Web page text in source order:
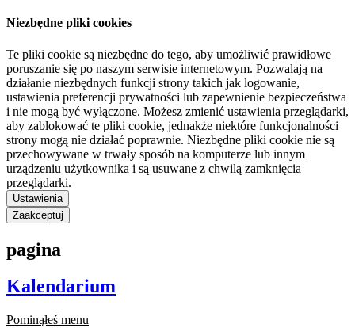
Niezbędne pliki cookies
Te pliki cookie są niezbędne do tego, aby umożliwić prawidłowe
poruszanie się po naszym serwisie internetowym. Pozwalają na
działanie niezbędnych funkcji strony takich jak logowanie,
ustawienia preferencji prywatności lub zapewnienie bezpieczeństwa
i nie mogą być wyłączone. Możesz zmienić ustawienia przeglądarki,
aby zablokować te pliki cookie, jednakże niektóre funkcjonalności
strony mogą nie działać poprawnie. Niezbędne pliki cookie nie są
przechowywane w trwały sposób na komputerze lub innym
urządzeniu użytkownika i są usuwane z chwilą zamknięcia
przeglądarki.
Ustawienia
Zaakceptuj
pagina
Kalendarium
Pominąłeś menu